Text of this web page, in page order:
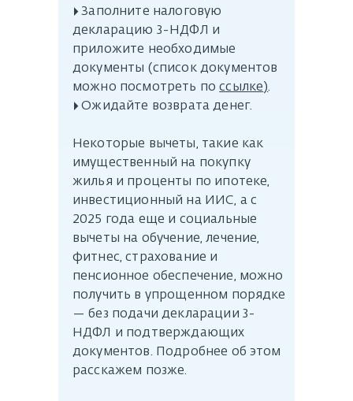
▸ Заполните налоговую
декларацию 3-НДФЛ и
приложите необходимые
документы (список документов
можно посмотреть поссылке).
▸ Ожидайте возврата денег.
Некоторые вычеты, такие как
имущественный на покупку
жилья и проценты по ипотеке,
инвестиционный на ИИС, а с
2025 года еще и социальные
вычеты на обучение, лечение,
фитнес, страхование и
пенсионное обеспечение, можно
получить в упрощенном порядке
— без подачи декларации 3-
НДФЛ и подтверждающих
документов. Подробнее об этом
расскажем позже.